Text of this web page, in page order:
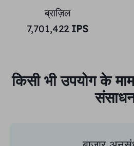
ब्राज़िल
7,701,422 IPS
किसी भी उपयोग के